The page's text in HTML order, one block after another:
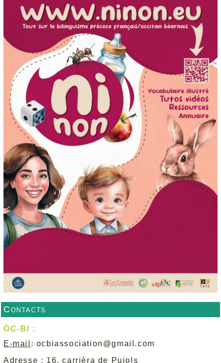
Contacts
ÒC-BI :
E-mail : ocbiassociation@gmail.com
Adresse : 16, carrièra de Pujols